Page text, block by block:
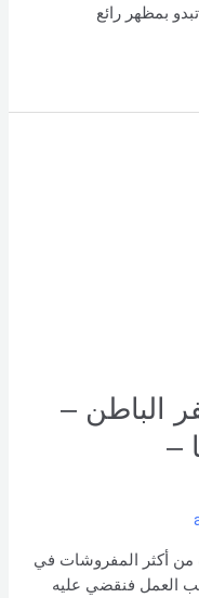
بمظهر رائع
الباطن –
–
من أكثر المفروشات في
العمل فنقضي عليه